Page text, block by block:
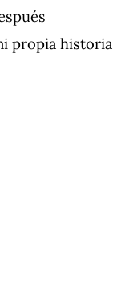
propia historia